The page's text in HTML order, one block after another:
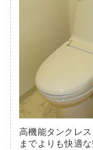
高機能タンクレ
までよりも快適